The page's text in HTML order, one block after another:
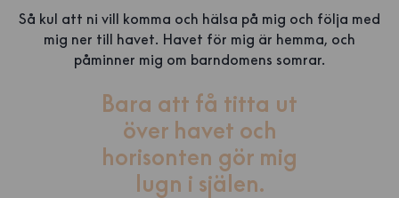
Så kul att ni vill komma och hälsa på mig och följa med
mig ner till havet. Havet för mig är hemma, och
påminner mig om barndomens somrar.
Bara att få titta ut
över havet och
horisonten gör mig
lugn i själen.